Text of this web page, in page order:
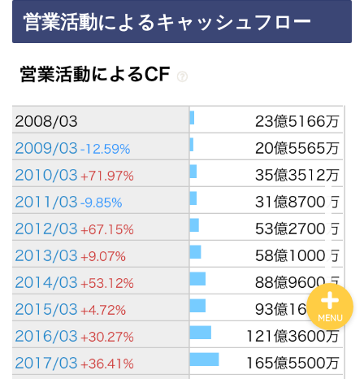
営業活動によるキャッシュフロー
MENU
株式投資・金融知識
おすすめ読書の要約
ビジネス・仕事